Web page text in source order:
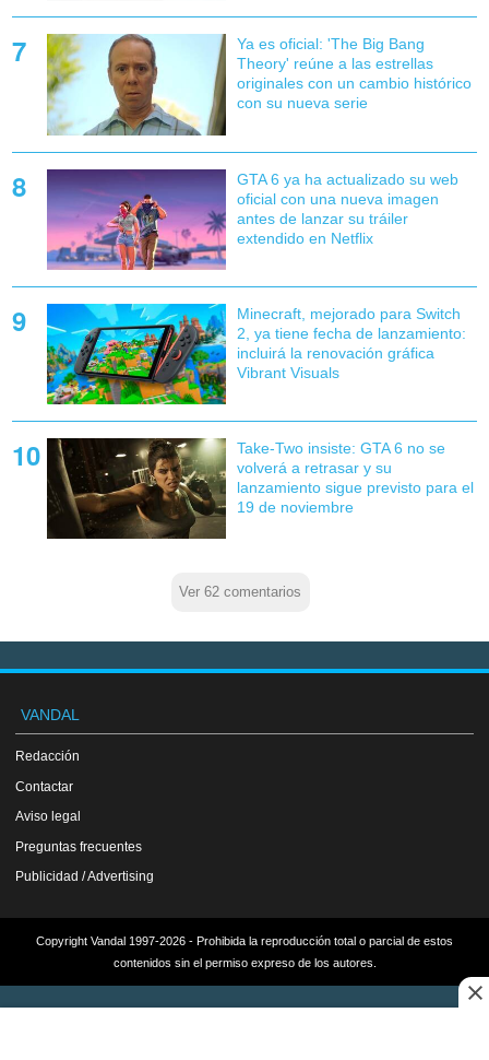
Ya es oficial: 'The Big Bang
Theory' reúne a las estrellas
originales con un cambio histórico
con su nueva serie
GTA 6 ya ha actualizado su web
oficial con una nueva imagen
antes de lanzar su tráiler
extendido en Netflix
Minecraft, mejorado para Switch
2, ya tiene fecha de lanzamiento:
incluirá la renovación gráfica
Vibrant Visuals
Take-Two insiste: GTA 6 no se
volverá a retrasar y su
lanzamiento sigue previsto para el
19 de noviembre
Ver 62 comentarios
VANDAL
Redacción
Contactar
Aviso legal
Preguntas frecuentes
Publicidad / Advertising
Copyright Vandal 1997-2026 - Prohibida la reproducción total o parcial de estos
contenidos sin el permiso expreso de los autores.